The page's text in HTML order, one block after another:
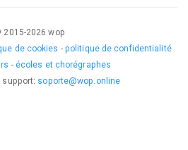
2015-2026 wop
de cookies - politique de confidentialité
- écoles et chorégraphes
support: soporte@wop.online